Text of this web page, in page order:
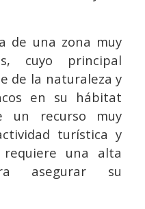
de una zona muy
cuyo principal
de la naturaleza y
en su hábitat
un recurso muy
turística y
una alta
asegurar su